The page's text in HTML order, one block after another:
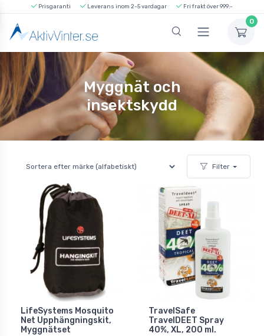
Prisgaranti Leverans inom 2-5 vardagar Fri frakt över 999:-
0
Myggnät och
insektskydd
Filter
LifeSystems Mosquito
Net Upphängningskit,
Myggnätset
TravelSafe
TravelDEET Spray
40%, XL, 200 ml.